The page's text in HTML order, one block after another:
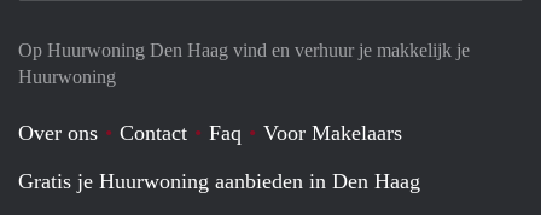
Op Huurwoning Den Haag vind en verhuur je makkelijk je
Huurwoning
Over ons Contact Faq
Voor Makelaars
Gratis je Huurwoning aanbieden in Den Haag